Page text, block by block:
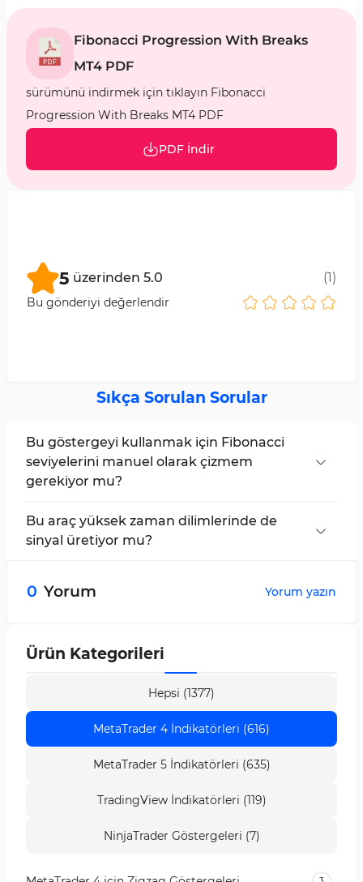
Fibonacci Progression With Breaks
MT4 PDF
sürümünü indirmek için tıklayın Fibonacci
Progression With Breaks MT4 PDF
PDF İndir
5 üzerinden 5.0 (1)
Bu gönderiyi değerlendir
Sıkça Sorulan Sorular
Bu göstergeyi kullanmak için Fibonacci
seviyelerini manuel olarak çizmem
gerekiyor mu?
Göstergesi, iç ayarlarına göre Fibonacci
oranlarını otomatik olarak analiz eder ve
Bu araç yüksek zaman dilimlerinde de
sinyal üretiyor mu?
sinyaller üretir.
0 Yorum Yorum yazın
Ürün Kategorileri
Hepsi (1377)
MetaTrader 4 İndikatörleri (616)
MetaTrader 5 İndikatörleri (635)
TradingView İndikatörleri (119)
NinjaTrader Göstergeleri (7)